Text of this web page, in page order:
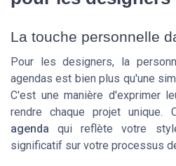
La touche personnelle
Pour les designers, la
agendas est bien plus qu'une
C'est une manière d'exprimer
rendre chaque projet unique.
agenda qui reflète votre
significatif sur votre processus